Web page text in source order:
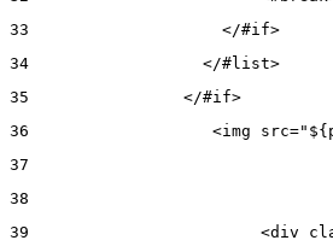
33
                    </#if>
34
                  </#list>
35
                </#if>
36
<img
37
38
39
<div